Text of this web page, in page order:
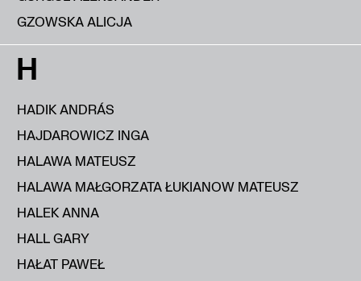
GZOWSKA ALICJA
H
HADIK ANDRÁS
HAJDAROWICZ INGA
HALAWA MATEUSZ
HALAWA MAŁGORZATA ŁUKIANOW MATEUSZ
HALEK ANNA
HALL GARY
HAŁAT PAWEŁ